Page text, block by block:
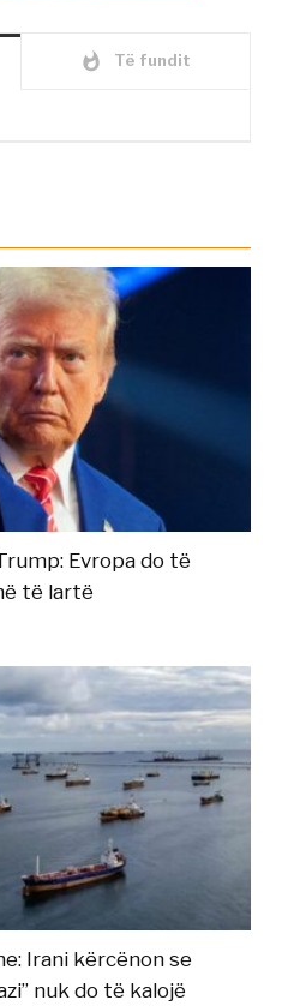
whatshot Të fundit
Evropa do të
të lartë
Irani kërcënon se
nuk do të kalojë